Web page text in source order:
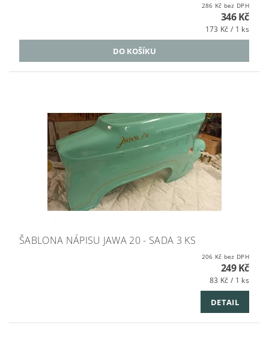
286 Kč bez DPH
346 Kč
173 Kč / 1 ks
ŠABLONA NÁPISU JAWA 20 - SADA 3 KS
206 Kč bez DPH
249 Kč
83 Kč / 1 ks
DETAIL